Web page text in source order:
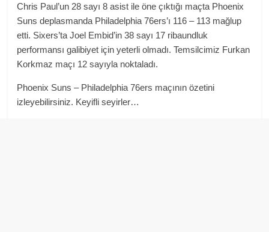
Chris Paul’un 28 sayı 8 asist ile öne çıktığı maçta Phoenix
Suns deplasmanda Philadelphia 76ers’ı 116 – 113 mağlup
etti. Sixers’ta Joel Embid’in 38 sayı 17 ribaundluk
performansı galibiyet için yeterli olmadı. Temsilcimiz Furkan
Korkmaz maçı 12 sayıyla noktaladı.
Phoenix Suns – Philadelphia 76ers maçının özetini
izleyebilirsiniz. Keyifli seyirler…